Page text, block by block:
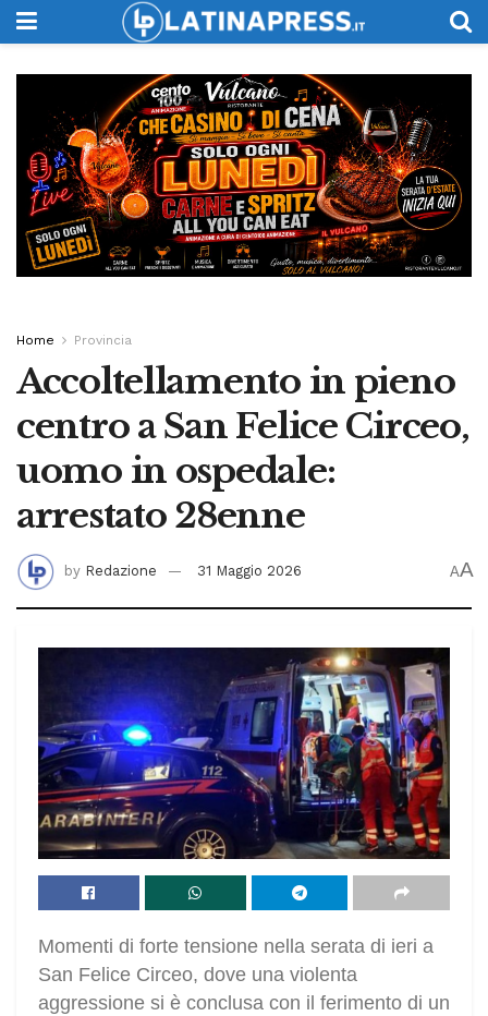
Home Provincia
Accoltellamento in pieno
centro a San Felice Circeo,
uomo in ospedale:
arrestato 28enne
by Redazione 31 Maggio 2026 AA
Momenti di forte tensione nella serata di ieri a
San Felice Circeo, dove una violenta
aggressione si è conclusa con il ferimento di un